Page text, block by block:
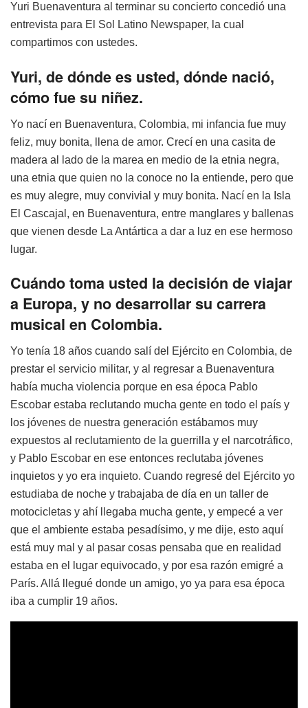
Yuri Buenaventura al terminar su concierto concedió una
entrevista para El Sol Latino Newspaper, la cual
compartimos con ustedes.
Yuri, de dónde es usted, dónde nació,
cómo fue su niñez.
Yo nací en Buenaventura, Colombia, mi infancia fue muy
feliz, muy bonita, llena de amor. Crecí en una casita de
madera al lado de la marea en medio de la etnia negra,
una etnia que quien no la conoce no la entiende, pero que
es muy alegre, muy convivial y muy bonita. Nací en la Isla
El Cascajal, en Buenaventura, entre manglares y ballenas
que vienen desde La Antártica a dar a luz en ese hermoso
lugar.
Cuándo toma usted la decisión de viajar
a Europa, y no desarrollar su carrera
musical en Colombia.
Yo tenía 18 años cuando salí del Ejército en Colombia, de
prestar el servicio militar, y al regresar a Buenaventura
había mucha violencia porque en esa época Pablo
Escobar estaba reclutando mucha gente en todo el país y
los jóvenes de nuestra generación estábamos muy
expuestos al reclutamiento de la guerrilla y el narcotráfico,
y Pablo Escobar en ese entonces reclutaba jóvenes
inquietos y yo era inquieto. Cuando regresé del Ejército yo
estudiaba de noche y trabajaba de día en un taller de
motocicletas y ahí llegaba mucha gente, y empecé a ver
que el ambiente estaba pesadísimo, y me dije, esto aquí
está muy mal y al pasar cosas pensaba que en realidad
estaba en el lugar equivocado, y por esa razón emigré a
París. Allá llegué donde un amigo, yo ya para esa época
iba a cumplir 19 años.